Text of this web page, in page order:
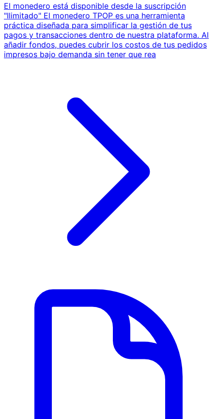
El monedero está disponible desde la suscripción
"Ilimitado" El monedero TPOP es una herramienta
práctica diseñada para simplificar la gestión de tus
pagos y transacciones dentro de nuestra plataforma. Al
añadir fondos, puedes cubrir los costos de tus pedidos
impresos bajo demanda sin tener que rea